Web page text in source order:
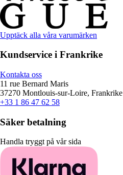
Upptäck alla våra varumärken
Kundservice i Frankrike
Kontakta oss
11 rue Bernard Maris
37270 Montlouis-sur-Loire, Frankrike
+33 1 86 47 62 58
Säker betalning
Handla tryggt på vår sida